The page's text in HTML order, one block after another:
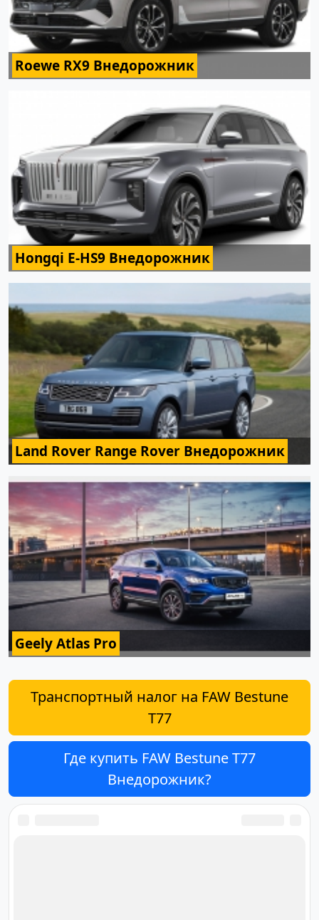
Roewe RX9 Внедорожник
Hongqi E-HS9 Внедорожник
Land Rover Range Rover Внедорожник
Geely Atlas Pro
Транспортный налог на FAW Bestune
T77
Где купить FAW Bestune T77
Внедорожник?